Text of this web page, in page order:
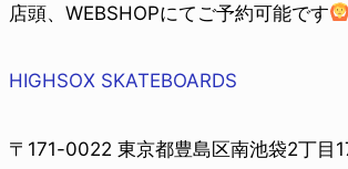
店頭、WEBSHOPにてご予約可能です
HIGHSOX SKATEBOARDS
〒171-0022 東京都豊島区南池袋2丁目